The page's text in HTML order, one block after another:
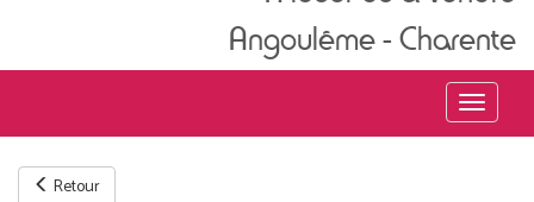
Angoulême - Charente
Menu
Retour